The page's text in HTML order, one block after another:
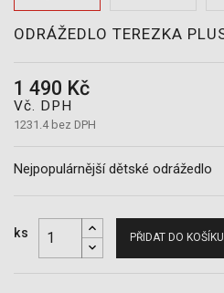
1 490 Kč
Vč. DPH
1231.4 bez DPH
Nejpopulárnější dětské odrážedlo
ks PŘIDAT DO KOŠÍKU